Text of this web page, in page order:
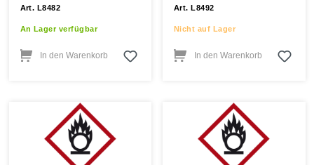
Art. L8482
An Lager verfügbar
In den Warenkorb
Art. L8492
Nicht auf Lager
In den Warenkorb